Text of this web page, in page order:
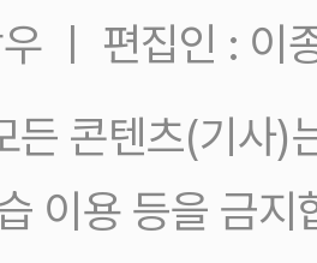
ㅣ 편집인 : 이
든 콘텐츠(기사)
이용 등을 금지